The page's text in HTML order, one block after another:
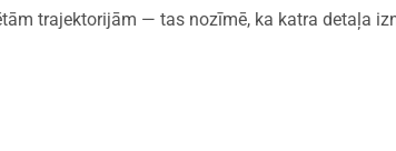
trajektorijām — tas nozīmē, ka katra detaļa